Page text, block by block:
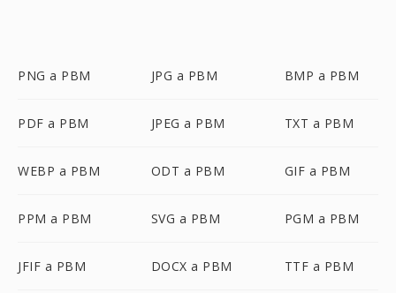
PNG a PBM JPG a PBM BMP a PBM
PDF a PBM JPEG a PBM TXT a PBM
WEBP a PBM ODT a PBM GIF a PBM
PPM a PBM SVG a PBM PGM a PBM
JFIF a PBM DOCX a PBM TTF a PBM